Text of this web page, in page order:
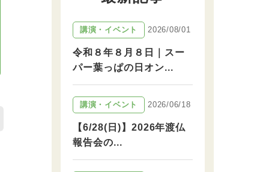
講演・イベント 2026/08/01
令和８年８月８日｜スー
パー葉っぱの日オン...
講演・イベント 2026/06/18
【6/28(日)】2026年渡仏
報告会の...